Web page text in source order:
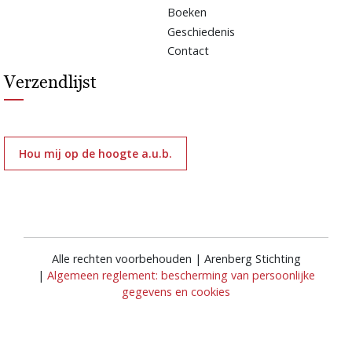
Boeken
Geschiedenis
Contact
Verzendlijst
Hou mij op de hoogte a.u.b.
Alle rechten voorbehouden | Arenberg Stichting
| Algemeen reglement: bescherming van persoonlijke
gegevens en cookies